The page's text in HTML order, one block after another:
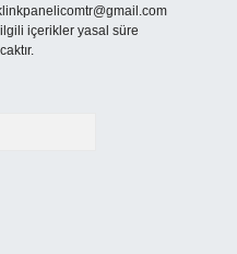
içerikler yasal süre